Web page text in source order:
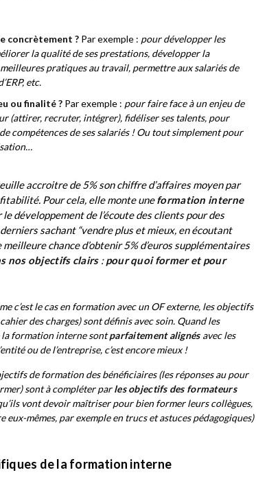
concrètement ? Par exemple : pour développer les
la qualité de ses prestations, développer la
pratiques au travail, permettre aux salariés de
etc.
ou finalité ? Par exemple : pour faire face à un enjeu de
(attirer, recruter, intégrer), fidéliser ses talents, pour
compétences de ses salariés ! Ou tout simplement pour
accroitre de 5% son chiffre d’affaires moyen par
Pour cela, elle monte une formation interne
le développement de l’écoute des clients pour des
sachant “vendre plus et mieux, en écoutant
chance d’obtenir 5% d’euros supplémentaires
nos objectifs clairs:pour quoi former et pour
c’est le cas en formation avec un OF externe, les objectifs
des charges) sont définis avec soin. Quand les
formation interne sontparfaitement alignésavec les
ou de l’entreprise, c’est encore mieux !
de formation des bénéficiaires (les réponses aupour
sont à compléter parles objectifs des formateurs
vont devoir maîtriser pour bien former leurs collègues,
eux-mêmes, par exemple en trucs et astuces pédagogiques)
de la formation interne